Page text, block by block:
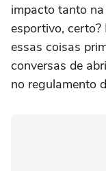
impacto tanto
esportivo, certo?
essas coisas
conversas de
no regulamento